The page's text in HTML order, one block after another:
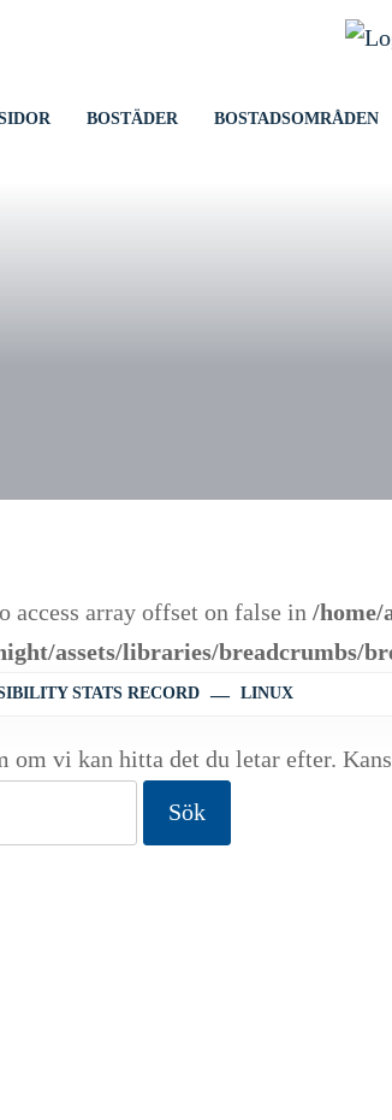
BOSTÄDER BOSTADSOMRÅDEN
access array offset on false in /home/
assets/libraries/breadcrumbs/
STATS RECORD LINUX
om vi kan hitta det du letar efter.